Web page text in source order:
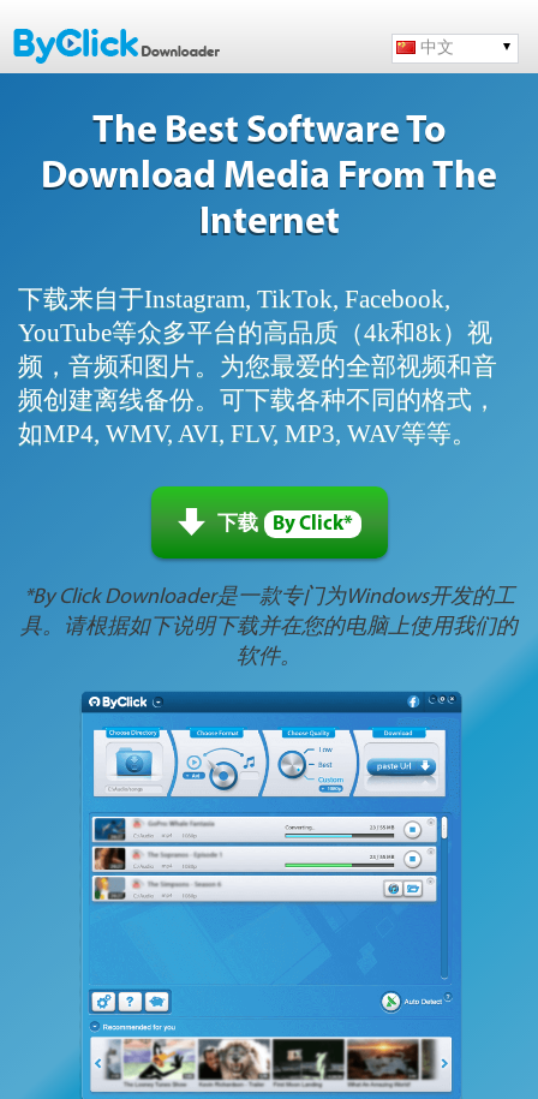
中文
The Best Software To
Download Media From The
Internet
下载来自于Instagram, TikTok, Facebook,
YouTube等众多平台的高品质（4k和8k）视
频，音频和图片。为您最爱的全部视频和音
频创建离线备份。可下载各种不同的格式，
如MP4, WMV, AVI, FLV, MP3, WAV等等。
下载 By Click*
*By Click Downloader是一款专门为Windows开发的工
具。请根据如下说明下载并在您的电脑上使用我们的
软件。